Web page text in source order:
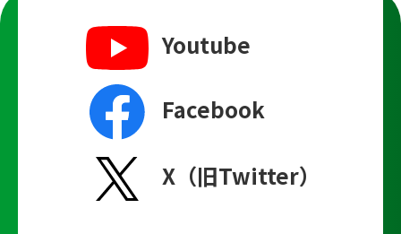
Youtube
Facebook
X（旧Twitter）